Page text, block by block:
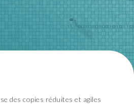
des copies réduites et agiles